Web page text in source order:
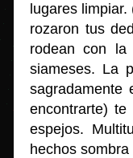
lugares
rozaron tus
rodean con
siameses. La
sagradamente
encontrarte)
espejos.
hechos